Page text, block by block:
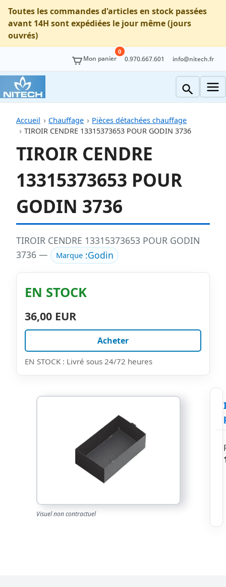
Toutes les commandes d'articles en stock passées
avant 14H sont expédiées le jour même (jours
ouvrés)
Mon panier
0
0.970.667.601 info@nitech.fr
Accueil Chauffage
Pièces détachées chauffage
TIROIR CENDRE 13315373653 POUR GODIN 3736
TIROIR CENDRE
13315373653 POUR
GODIN 3736
TIROIR CENDRE 13315373653 POUR GODIN
3736 —
Marque:Godin
EN STOCK
36,00 EUR
Acheter
EN STOCK : Livré sous 24/72 heures
Visuel non contractuel